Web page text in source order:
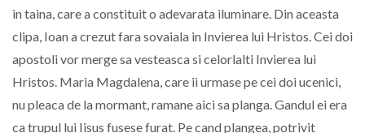
in taina, care a constituit o adevarata iluminare. Din aceasta
clipa, Ioan a crezut fara sovaiala in Invierea lui Hristos. Cei doi
apostoli vor merge sa vesteasca si celorlalti Invierea lui
Hristos. Maria Magdalena, care ii urmase pe cei doi ucenici,
nu pleaca de la mormant, ramane aici sa planga. Gandul ei era
ca trupul lui Iisus fusese furat. Pe cand plangea, potrivit